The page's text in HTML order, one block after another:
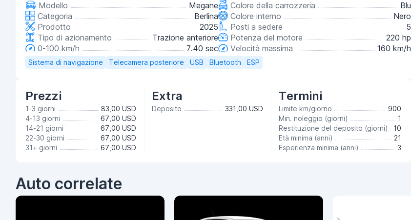
Modello
Megane
Categoria
Berlina
Prodotto
2025
Tipo di azionamento
Trazione anteriore
0-100 km/h
7.40 sec
Colore della carrozzeria
Blu
Colore interno
Nero
Posti a sedere
5
Potenza del motore
220 hp
Velocità massima
160 km/h
Sistema di navigazione Telecamera posteriore USB Bluetooth ESP
Prezzi
1-3 giorni
83,00 USD
4-13 giorni
67,00 USD
14-21 giorni
67,00 USD
22-30 giorni
67,00 USD
31+ giorni
67,00 USD
Extra
Deposito 331,00 USD
Termini
Limite km/giorno
900
Min. noleggio (giorni)
1
Restituzione del deposito (giorni)
10
Età minima (anni)
21
Esperienza minima (anni)
3
Auto correlate